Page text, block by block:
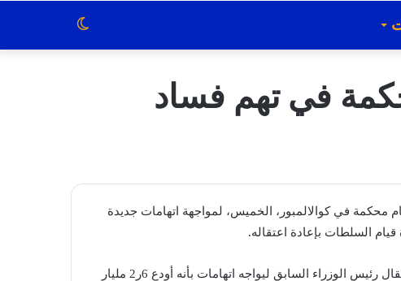
في تهم فساد
محكمة في كوالالمبور، الخميس، لمواجهة اتهامات جديدة
السلطات بإعادة اعتقاله.
وذكرت لجنة مكافحة الفساد الماليزية، الأربعاء، أنه تم اعتقال رئيس الوزراء السابق ليواجه اتهامات بأنه أودع 6ر2 مليار